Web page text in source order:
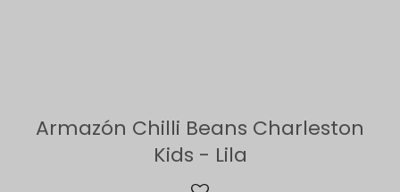
Armazón Chilli Beans Charleston
Kids - Lila